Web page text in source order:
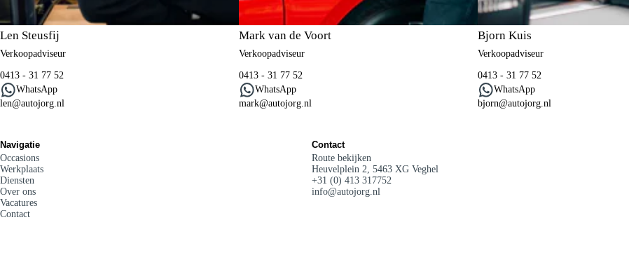
Len Steusfij
Verkoopadviseur
0413 - 31 77 52
WhatsApp
len@autojorg.nl
Mark van de Voort
Verkoopadviseur
0413 - 31 77 52
WhatsApp
mark@autojorg.nl
Bjorn Kuis
Verkoopadviseur
0413 - 31 77 52
WhatsApp
bjorn@autojorg.nl
Navigatie
Occasions
Werkplaats
Diensten
Over ons
Vacatures
Contact
Contact
Route bekijken
Heuvelplein 2, 5463 XG Veghel
+31 (0) 413 317752
info@autojorg.nl